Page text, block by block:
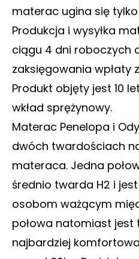
materac ugina się
Produkcja i wysyłka
ciągu 4 dni roboczych
zaksięgowania wpłaty
Produkt objęty jest 10
wkład sprężynowy.
Materac Penelopa i
dwóch twardościach
materaca. Jedna
średnio twarda H2 i
osobom ważącym
połowa natomiast jest
najbardziej